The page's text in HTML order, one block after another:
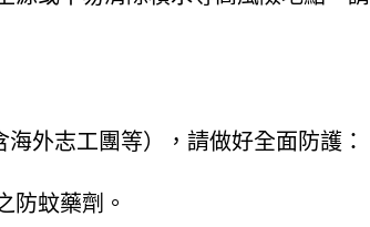
外志工團等），請做好全面防護 ：
防蚊藥劑 。